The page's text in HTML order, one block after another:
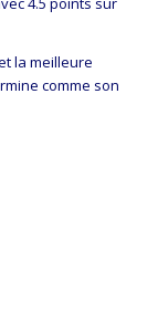
la meilleure
comme son